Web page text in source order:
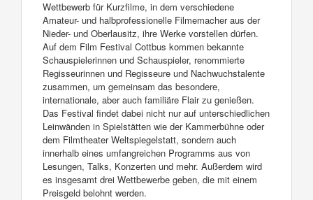
Wettbewerb für Kurzfilme, in dem verschiedene
Amateur- und halbprofessionelle Filmemacher aus der
Nieder- und Oberlausitz, ihre Werke vorstellen dürfen.
Auf dem Film Festival Cottbus kommen bekannte
Schauspielerinnen und Schauspieler, renommierte
Regisseurinnen und Regisseure und Nachwuchstalente
zusammen, um gemeinsam das besondere,
internationale, aber auch familiäre Flair zu genießen.
Das Festival findet dabei nicht nur auf unterschiedlichen
Leinwänden in Spielstätten wie der Kammerbühne oder
dem Filmtheater Weltspiegelstatt, sondern auch
innerhalb eines umfangreichen Programms aus von
Lesungen, Talks, Konzerten und mehr. Außerdem wird
es insgesamt drei Wettbewerbe geben, die mit einem
Preisgeld belohnt werden.